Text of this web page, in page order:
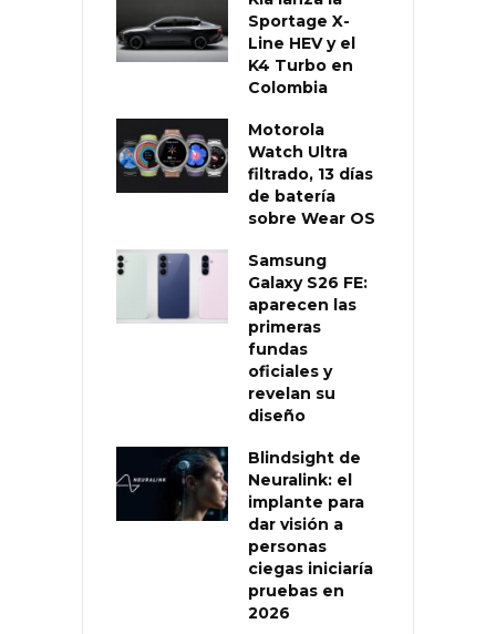
Sportage X-
Line HEV y el
K4 Turbo en
Colombia
Motorola
Watch Ultra
filtrado, 13 días
de batería
sobre Wear OS
Samsung
Galaxy S26 FE:
aparecen las
primeras
fundas
oficiales y
revelan su
diseño
Blindsight de
Neuralink: el
implante para
dar visión a
personas
ciegas iniciaría
pruebas en
2026